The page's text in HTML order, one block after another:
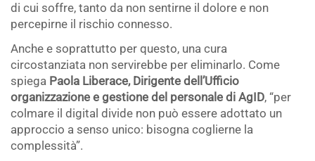
di cui soffre, tanto da non sentirne il dolore e non
percepirne il rischio connesso.
Anche e soprattutto per questo, una cura
circostanziata non servirebbe per eliminarlo. Come
spiega Paola Liberace, Dirigente dell’Ufficio
organizzazione e gestione del personale di AgID, “per
colmare il digital divide non può essere adottato un
approccio a senso unico: bisogna coglierne la
complessità”.